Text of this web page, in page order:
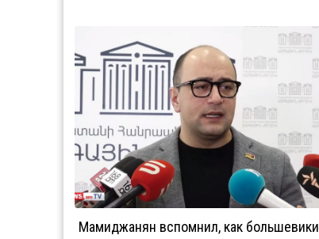
Мамиджанян вспомнил, как большевики